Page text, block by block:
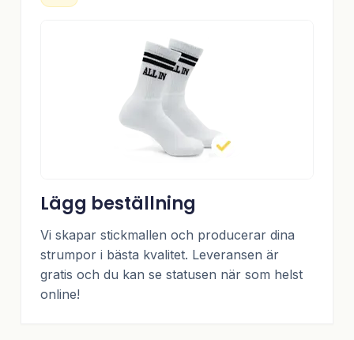
Lägg beställning
Vi skapar stickmallen och producerar dina
strumpor i bästa kvalitet. Leveransen är
gratis och du kan se statusen när som helst
online!